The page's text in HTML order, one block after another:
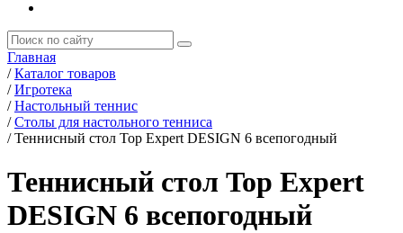
Главная
/ Каталог товаров
/ Игротека
/ Настольный теннис
/ Столы для настольного тенниса
/ Теннисный стол Top Expert DESIGN 6 всепогодный
Теннисный стол Top Expert
DESIGN 6 всепогодный